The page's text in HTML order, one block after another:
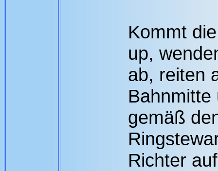
Kommt
up,
ab, reiten
gemäß
Richter